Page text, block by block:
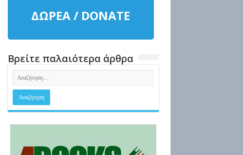
ΔΩΡΕΑ / DONATE
Βρείτε παλαιότερα άρθρα